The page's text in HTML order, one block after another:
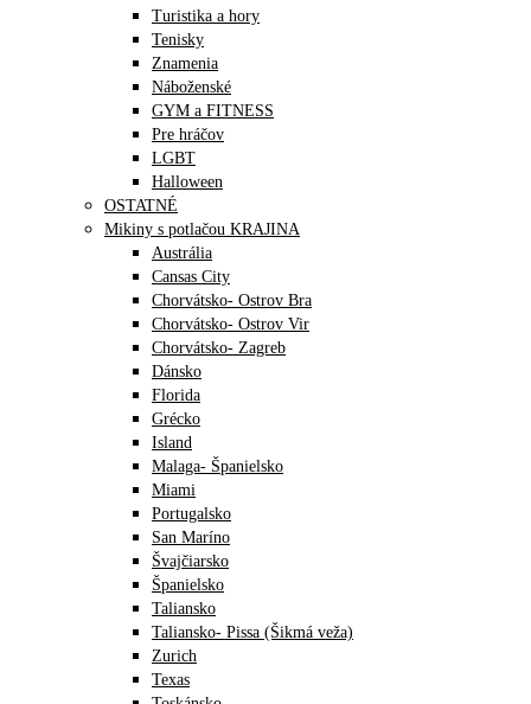
Turistika a hory
Tenisky
Znamenia
Náboženské
GYM a FITNESS
Pre hráčov
LGBT
Halloween
OSTATNÉ
Mikiny s potlačou KRAJINA
Austrália
Cansas City
Chorvátsko- Ostrov Bra
Chorvátsko- Ostrov Vir
Chorvátsko- Zagreb
Dánsko
Florida
Grécko
Island
Malaga- Španielsko
Miami
Portugalsko
San Maríno
Švajčiarsko
Španielsko
Taliansko
Taliansko- Pissa (Šikmá veža)
Zurich
Texas